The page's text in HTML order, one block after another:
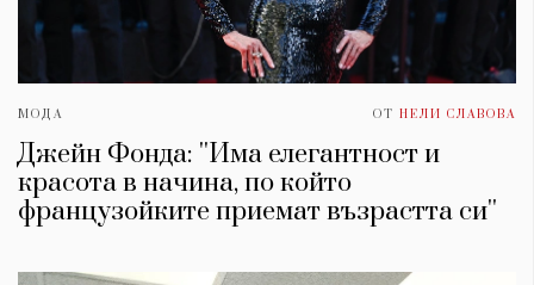
МОДА ОТ НЕЛИ СЛАВОВА
Джейн Фонда: ''Има елегантност и
красота в начина, по който
французойките приемат възрастта си''